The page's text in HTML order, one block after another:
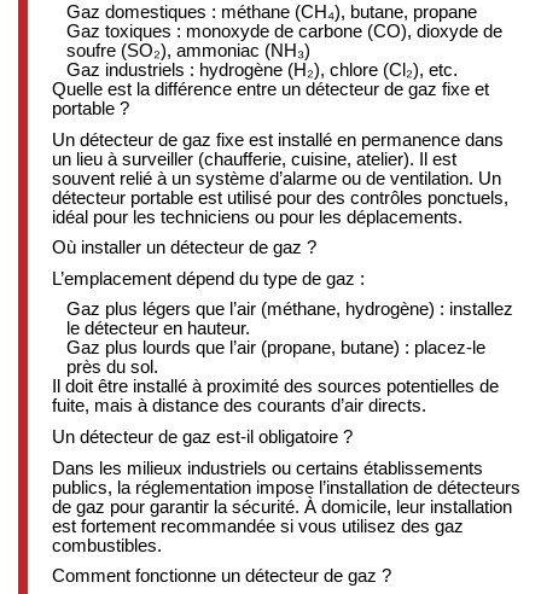
Gaz domestiques : méthane (CH₄), butane, propane
Gaz toxiques : monoxyde de carbone (CO), dioxyde de
soufre (SO₂), ammoniac (NH₃)
Gaz industriels : hydrogène (H₂), chlore (Cl₂), etc.
Quelle est la différence entre un détecteur de gaz fixe et
portable ?
Un détecteur de gaz fixe est installé en permanence dans
un lieu à surveiller (chaufferie, cuisine, atelier). Il est
souvent relié à un système d’alarme ou de ventilation. Un
détecteur portable est utilisé pour des contrôles ponctuels,
idéal pour les techniciens ou pour les déplacements.
Où installer un détecteur de gaz ?
L’emplacement dépend du type de gaz :
Gaz plus légers que l’air (méthane, hydrogène) : installez
le détecteur en hauteur.
Gaz plus lourds que l’air (propane, butane) : placez-le
près du sol.
Il doit être installé à proximité des sources potentielles de
fuite, mais à distance des courants d’air directs.
Un détecteur de gaz est-il obligatoire ?
Dans les milieux industriels ou certains établissements
publics, la réglementation impose l’installation de détecteurs
de gaz pour garantir la sécurité. À domicile, leur installation
est fortement recommandée si vous utilisez des gaz
combustibles.
Comment fonctionne un détecteur de gaz ?